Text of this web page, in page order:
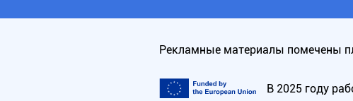
Рекламные материалы помечены
В 2025 году